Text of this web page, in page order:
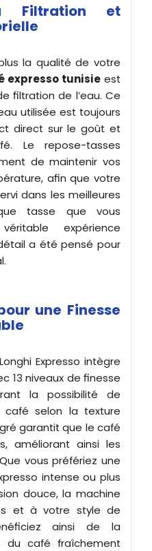
Filtration et
la qualité de votre
expresso tunisie est
filtration de l’eau. Ce
utilisée est toujours
direct sur le goût et
Le repose-tasses
de maintenir vos
afin que votre
dans les meilleures
tasse que vous
expérience
a été pensé pour
une Finesse
Expresso intègre
13 niveaux de finesse
la possibilité de
selon la texture
garantit que le café
améliorant ainsi les
vous préfériez une
intense ou plus
douce, la machine
et à votre style de
ainsi de la
du café fraîchement